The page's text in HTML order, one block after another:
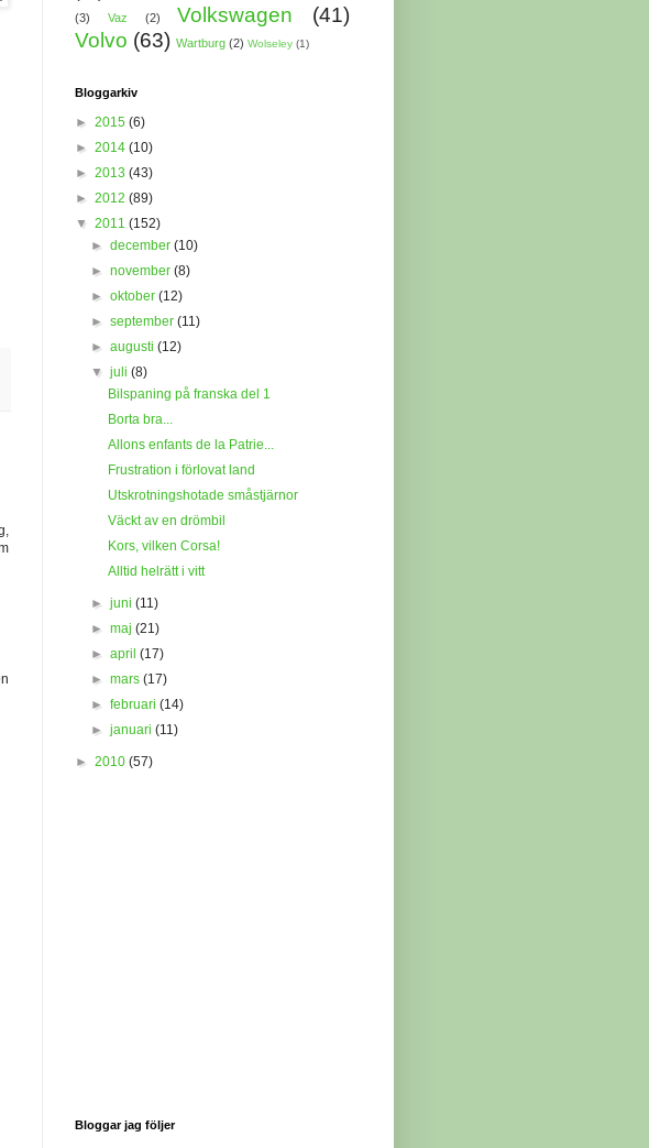
(3)
Vaz (2) Volkswagen
(41)
Volvo (63) Wartburg (2) Wolseley (1)
Bloggarkiv
► 2015 (6)
► 2014 (10)
► 2013 (43)
► 2012 (89)
▼ 2011 (152)
►december(10)
►november(8)
►oktober(12)
►september(11)
►augusti(12)
▼juli(8)
Bilspaning på franska del 1
Borta bra...
Allons enfants de la Patrie...
Frustration i förlovat land
Utskrotningshotade småstjärnor
Väckt av en drömbil
Kors, vilken Corsa!
Alltid helrätt i vitt
►juni(11)
►maj(21)
►april(17)
►mars(17)
►februari(14)
►januari(11)
► 2010 (57)
Bloggar jag följer